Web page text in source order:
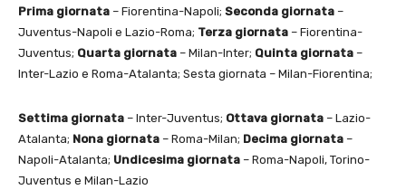
Prima giornata – Fiorentina-Napoli; Seconda giornata –
Juventus-Napoli e Lazio-Roma; Terza giornata – Fiorentina-
Juventus; Quarta giornata – Milan-Inter; Quinta giornata –
Inter-Lazio e Roma-Atalanta; Sesta giornata – Milan-Fiorentina;
Settima giornata – Inter-Juventus; Ottava giornata – Lazio-
Atalanta; Nona giornata – Roma-Milan; Decima giornata –
Napoli-Atalanta; Undicesima giornata – Roma-Napoli, Torino-
Juventus e Milan-Lazio